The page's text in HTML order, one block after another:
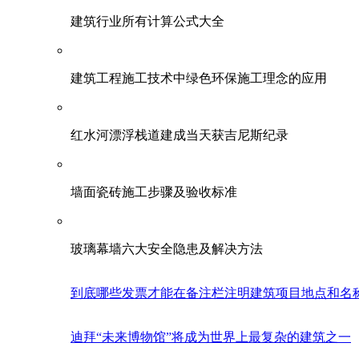
建筑行业所有计算公式大全
建筑工程施工技术中绿色环保施工理念的应用
红水河漂浮栈道建成当天获吉尼斯纪录
墙面瓷砖施工步骤及验收标准
玻璃幕墙六大安全隐患及解决方法
到底哪些发票才能在备注栏注明建筑项目地点和名
迪拜“未来博物馆”将成为世界上最复杂的建筑之一